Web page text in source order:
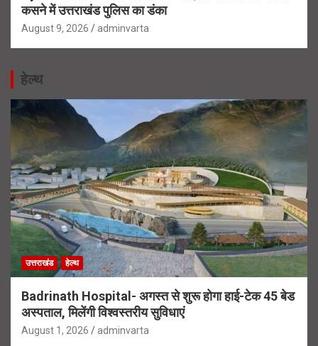
कसने में उत्तराखंड पुलिस का डंका
August 9, 2026 adminvarta
हेल्थ
उत्तराखंड हेल्थ
Badrinath Hospital- अगस्त से शुरू होगा हाई-टेक 45 बेड
अस्पताल, मिलेंगी विश्वस्तरीय सुविधाएं
August 1, 2026 adminvarta